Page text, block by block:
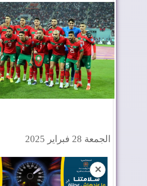
الجمعة 28 فبراير 2025
✕